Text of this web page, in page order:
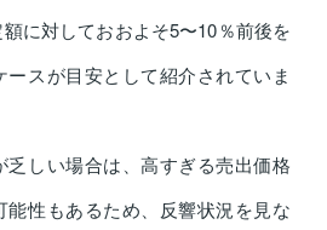
に対しておおよそ5〜10％前後を
ースが目安として紹介されていま
乏しい場合は、高すぎる売出価格
能性もあるため、反響状況を見な